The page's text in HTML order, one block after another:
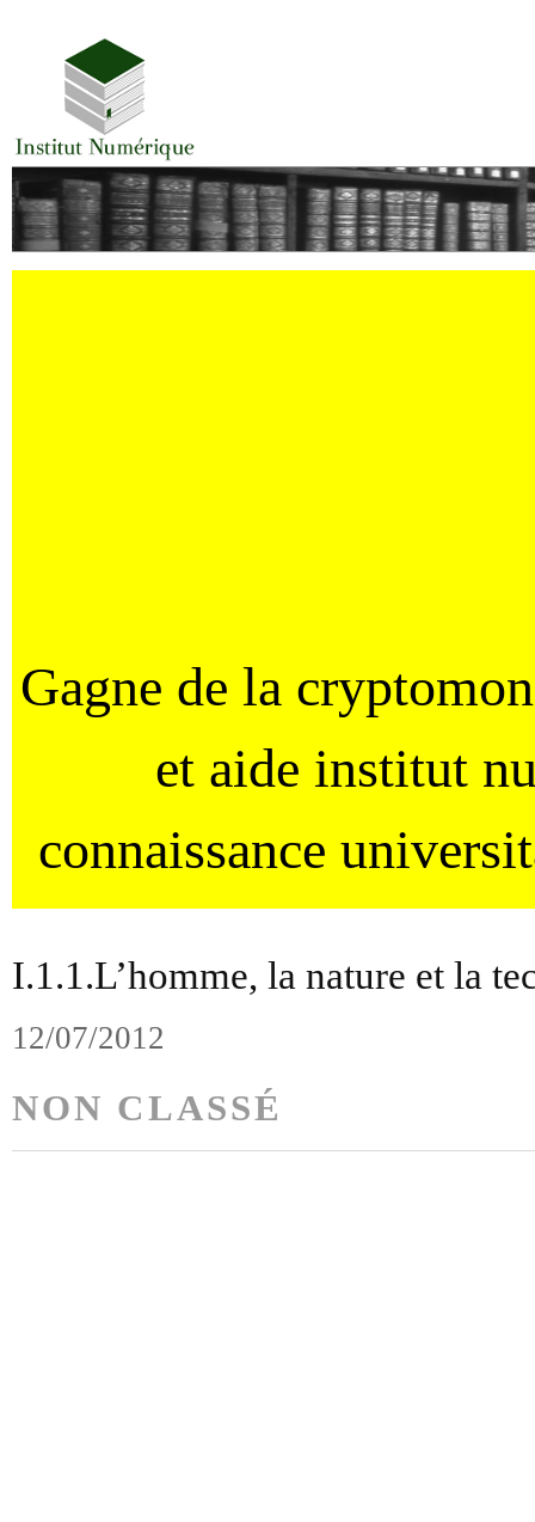
Gagne de la
et aide institut
connaissance
I.1.1.L’homme, la nature et la
12/07/2012
NON CLASSÉ